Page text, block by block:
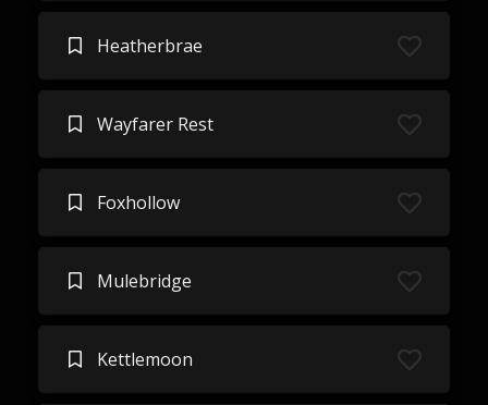
Heatherbrae
Wayfarer Rest
Foxhollow
Mulebridge
Kettlemoon